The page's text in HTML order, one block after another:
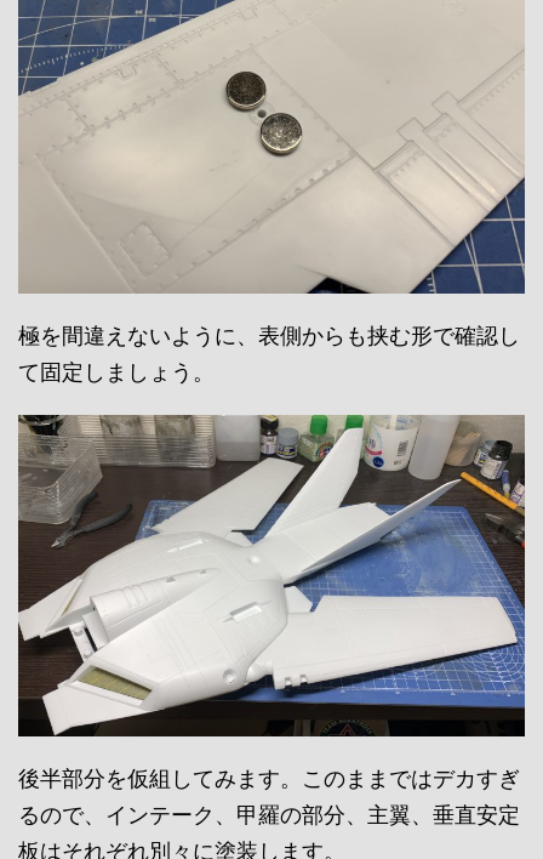
極を間違えないように、表側からも挟む形で確認し
て固定しましょう。
後半部分を仮組してみます。このままではデカすぎ
るので、インテーク、甲羅の部分、主翼、垂直安定
板はそれぞれ別々に塗装します。